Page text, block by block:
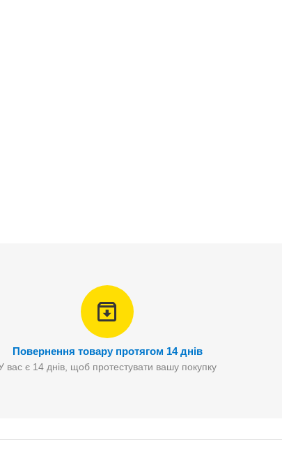
Повернення товару протягом 14 днів
вас є 14 днів, щоб протестувати вашу покупку